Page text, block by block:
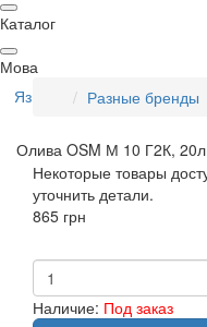
Каталог
Мова
Язык
Разные бренды
Олива OSM М 10 Г2К, 20л
Некоторые товары
уточнить детали.
865 грн
Наличие: Под заказ